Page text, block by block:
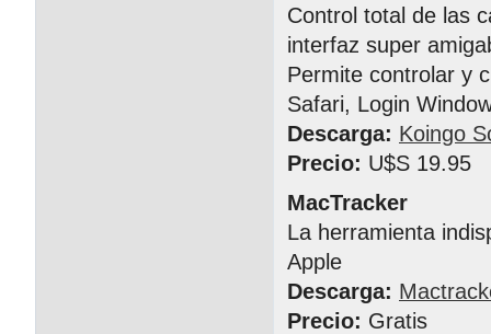
Control total de las
interfaz super
Permite controlar y
Safari, Login
Descarga: Koingo
Precio: U$S 19.95
MacTracker
La herramienta
Apple
Descarga:
Precio: Gratis